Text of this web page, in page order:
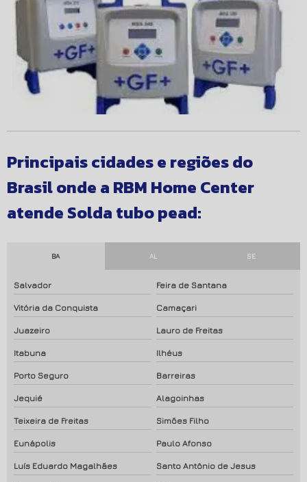
Principais cidades e regiões do
Brasil onde a RBM Home Center
atende Solda tubo pead:
BA AL SE
Salvador Feira de Santana
Vitória da Conquista Camaçari
Juazeiro Lauro de Freitas
Itabuna Ilhéus
Porto Seguro Barreiras
Jequié Alagoinhas
Teixeira de Freitas Simões Filho
Eunápolis Paulo Afonso
Luís Eduardo Magalhães Santo Antônio de Jesus